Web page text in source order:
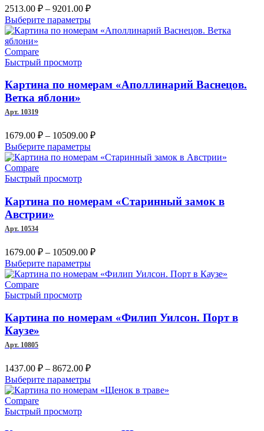
товара.
2513.00 ₽ – 9201.00 ₽Диапазон
цен:
2513.00 ₽
Выберите параметрыЭтот
товар
можно
выбрать
Compare
Быстрый просмотр
Картина по номерам «Аполлинарий Васнецов.
Ветка яблони»
Арт. 10319
1679.00 ₽ – 10509.00 ₽Диапазон
1679.00 ₽
Выберите параметрыЭтот
товар
Опции
можно
товара.
Compare
Быстрый просмотр
Картина по номерам «Старинный замок в
Австрии»
Арт. 10534
1679.00 ₽ – 10509.00 ₽Диапазон
1679.00 ₽
Выберите параметрыЭтот
товар
Опции
можно
товара.
Compare
Быстрый просмотр
Картина по номерам «Филип Уилсон. Порт в
Каузе»
Арт. 10805
1437.00 ₽ – 8672.00 ₽Диапазон
цен:
1437.00 ₽
Выберите параметрыЭтот
товар
Compare
Быстрый просмотр